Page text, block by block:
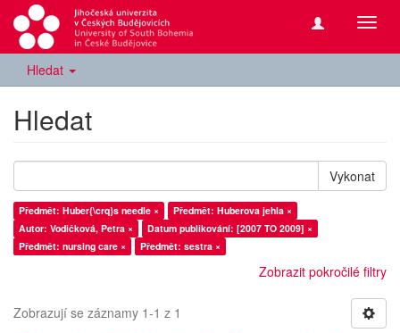
Hledat
Hledat
Vykonat
Předmět: Huber{\crq}s needle ×
Předmět: Huberova jehla ×
Autor: Vodičková, Petra ×
Datum publikování: [2007 TO 2009] ×
Předmět: nursing care ×
Předmět: sestra ×
Zobrazit pokročilé filtry
Zobrazují se záznamy 1-1 z 1